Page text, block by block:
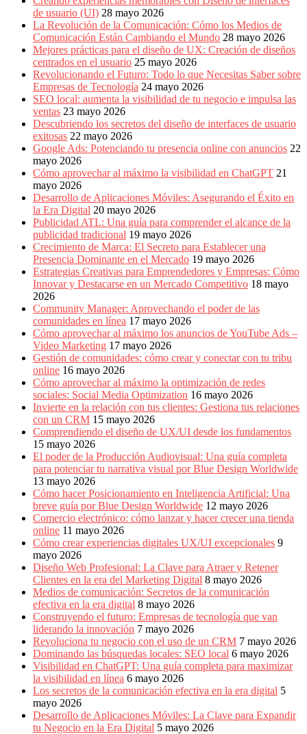
de usuario (UI) 28 mayo 2026
La Revolución de la Comunicación: Cómo los Medios de
Comunicación Están Cambiando el Mundo 28 mayo 2026
Mejores prácticas para el diseño de UX: Creación de diseños
centrados en el usuario 25 mayo 2026
Revolucionando el Futuro: Todo lo que Necesitas Saber sobre
Empresas de Tecnología 24 mayo 2026
SEO local: aumenta la visibilidad de tu negocio e impulsa las
ventas 23 mayo 2026
Descubriendo los secretos del diseño de interfaces de usuario
exitosas 22 mayo 2026
Google Ads: Potenciando tu presencia online con anuncios 22
mayo 2026
Cómo aprovechar al máximo la visibilidad en ChatGPT 21
mayo 2026
Desarrollo de Aplicaciones Móviles: Asegurando el Éxito en
la Era Digital 20 mayo 2026
Publicidad ATL: Una guía para comprender el alcance de la
publicidad tradicional 19 mayo 2026
Crecimiento de Marca: El Secreto para Establecer una
Presencia Dominante en el Mercado 19 mayo 2026
Estrategias Creativas para Emprendedores y Empresas: Cómo
Innovar y Destacarse en un Mercado Competitivo 18 mayo
2026
Community Manager: Aprovechando el poder de las
comunidades en línea 17 mayo 2026
Cómo aprovechar al máximo los anuncios de YouTube Ads –
Video Marketing 17 mayo 2026
Gestión de comunidades: cómo crear y conectar con tu tribu
online 16 mayo 2026
Cómo aprovechar al máximo la optimización de redes
sociales: Social Media Optimization 16 mayo 2026
Invierte en la relación con tus clientes: Gestiona tus relaciones
con un CRM 15 mayo 2026
Comprendiendo el diseño de UX/UI desde los fundamentos
15 mayo 2026
El poder de la Producción Audiovisual: Una guía completa
para potenciar tu narrativa visual por Blue Design Worldwide
13 mayo 2026
Cómo hacer Posicionamiento en Inteligencia Artificial: Una
breve guía por Blue Design Worldwide 12 mayo 2026
Comercio electrónico: cómo lanzar y hacer crecer una tienda
online 11 mayo 2026
Cómo crear experiencias digitales UX/UI excepcionales 9
mayo 2026
Diseño Web Profesional: La Clave para Atraer y Retener
Clientes en la era del Marketing Digital 8 mayo 2026
Medios de comunicación: Secretos de la comunicación
efectiva en la era digital 8 mayo 2026
Construyendo el futuro: Empresas de tecnología que van
liderando la innovación 7 mayo 2026
Revoluciona tu negocio con el uso de un CRM 7 mayo 2026
Dominando las búsquedas locales: SEO local 6 mayo 2026
Visibilidad en ChatGPT: Una guía completa para maximizar
la visibilidad en línea 6 mayo 2026
Los secretos de la comunicación efectiva en la era digital 5
mayo 2026
Desarrollo de Aplicaciones Móviles: La Clave para Expandir
tu Negocio en la Era Digital 5 mayo 2026